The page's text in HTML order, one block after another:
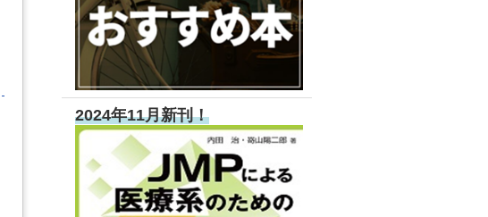
2024年11月新刊！